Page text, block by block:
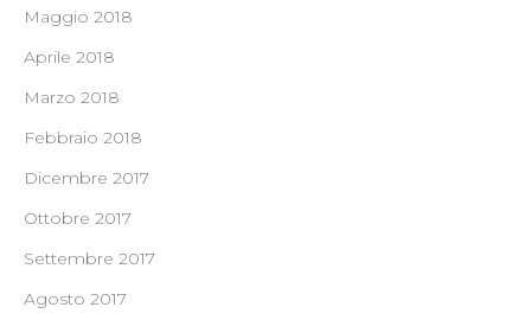
Maggio 2018
Aprile 2018
Marzo 2018
Febbraio 2018
Dicembre 2017
Ottobre 2017
Settembre 2017
Agosto 2017